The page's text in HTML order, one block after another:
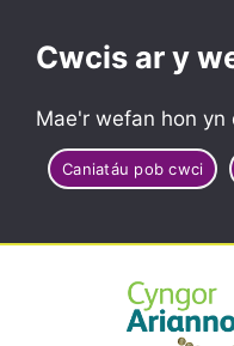
Cwcis ar y
Mae'r wefan hon
Caniatáu pob cwci